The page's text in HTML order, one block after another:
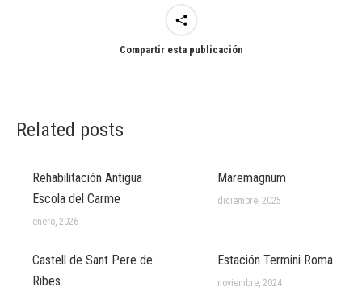
Compartir esta publicación
Related posts
Rehabilitación Antigua
Escola del Carme
enero, 2026
Maremagnum
diciembre, 2025
Castell de Sant Pere de
Ribes
Estación Termini Roma
noviembre, 2024